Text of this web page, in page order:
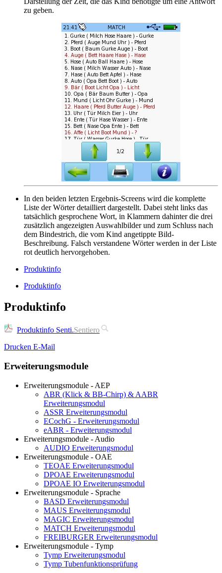
zu geben.
In den beiden letzten Ergebnis-Screens wird die komplette
Liste der Wörter detailliert dargestellt. Dabei steht links das
tatsächlich gesprochene Wort, in Klammern dahinter die drei
zusätzlich angezeigten Auswahlbilder und zum Schluss nach
dem Bindestrich, die vom Kind angetippte Bild-
Beschreibung. Falsch verstandene Wörter werden in der Liste
rot deutlich hervorgehoben.
Produktinfo
Produktinfo
Produktinfo
Produktinfo Senti.Sentiero
Drucken E-Mail
Erweiterungsmodule
Erweiterungsmodule - AEP
ABR (Klick & BB-Chirp) & AABR
Erweiterungsmodul
ASSR Erweiterungsmodul
ECochG - Erweiterungsmodul
eABR - Erweiterungsmodul
Erweiterungsmodule - Audio
AUDIO Erweiterungsmodul
Erweiterungsmodule - OAE
TEOAE Erweiterungsmodul
DPOAE Erweiterungsmodul
DPOAE IO Erweiterungsmodul
Erweiterungsmodule - Sprache
BASD Erweiterungsmodul
MAUS Erweiterungsmodul
MAGIC Erweiterungsmodul
MATCH Erweiterungsmodul
FREIBURGER Erweiterungsmodul
Erweiterungsmodule - Tymp
Tymp Erweiterungsmodul
Tymp Tubenfunktionsprüfung